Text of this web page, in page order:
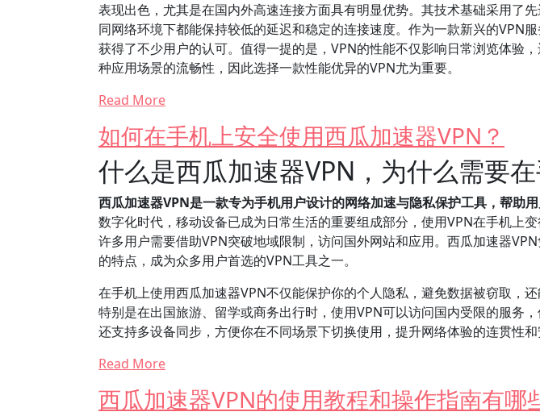
表现出色，尤其是在国内外高速连接方面具有明显优势。其技术基础采用了
同网络环境下都能保持较低的延迟和稳定的连接速度。作为一款新兴的VPN
获得了不少用户的认可。值得一提的是，VPN的性能不仅影响日常浏览体验
种应用场景的流畅性，因此选择一款性能优异的VPN尤为重要。
Read More
如何在手机上安全使用西瓜加速器VPN？
什么是西瓜加速器VPN，为什么需要
西瓜加速器VPN是一款专为手机用户设计的网络加速与隐私保护工具，帮助用
数字化时代，移动设备已成为日常生活的重要组成部分，使用VPN在手机上
许多用户需要借助VPN突破地域限制，访问国外网站和应用。西瓜加速器
的特点，成为众多用户首选的VPN工具之一。
在手机上使用西瓜加速器VPN不仅能保护你的个人隐私，避免数据被窃取，还
特别是在出国旅游、留学或商务出行时，使用VPN可以访问国内受限的服务
还支持多设备同步，方便你在不同场景下切换使用，提升网络体验的连贯性和
Read More
西瓜加速器VPN的使用教程和操作指南有哪